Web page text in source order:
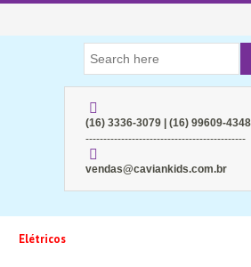
(16) 3336-3079 | (16) 99609-4348
---------------------------------------------
vendas@caviankids.com.br
Elétricos